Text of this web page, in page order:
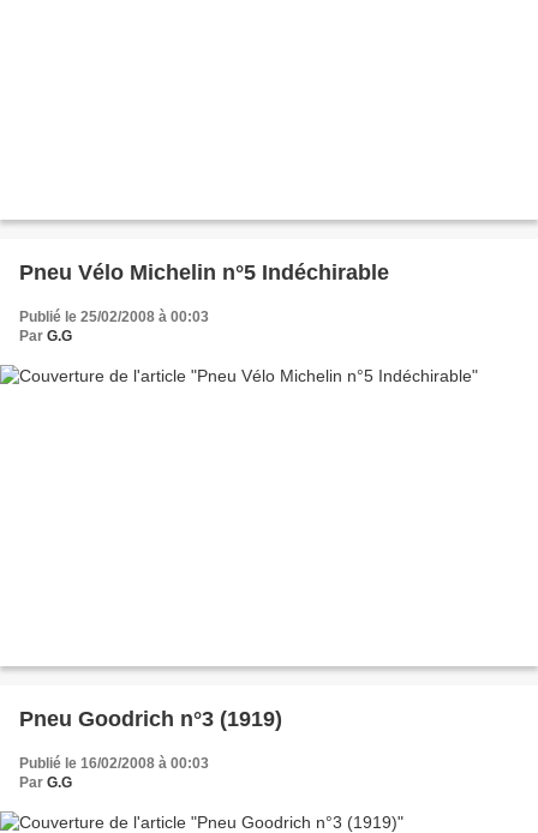
Pneu Vélo Michelin n°5 Indéchirable
Publié le 25/02/2008 à 00:03
Par G.G
Pneu Goodrich n°3 (1919)
Publié le 16/02/2008 à 00:03
Par G.G